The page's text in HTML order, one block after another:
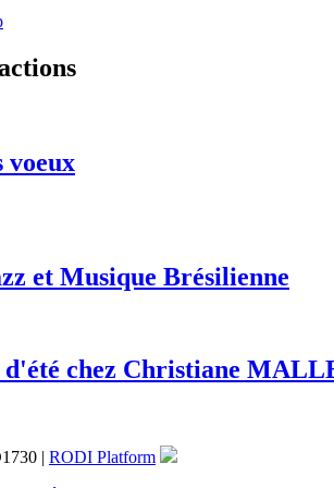
voeux
et Musique Brésilienne
d'été chez Christiane
| RODI Platform